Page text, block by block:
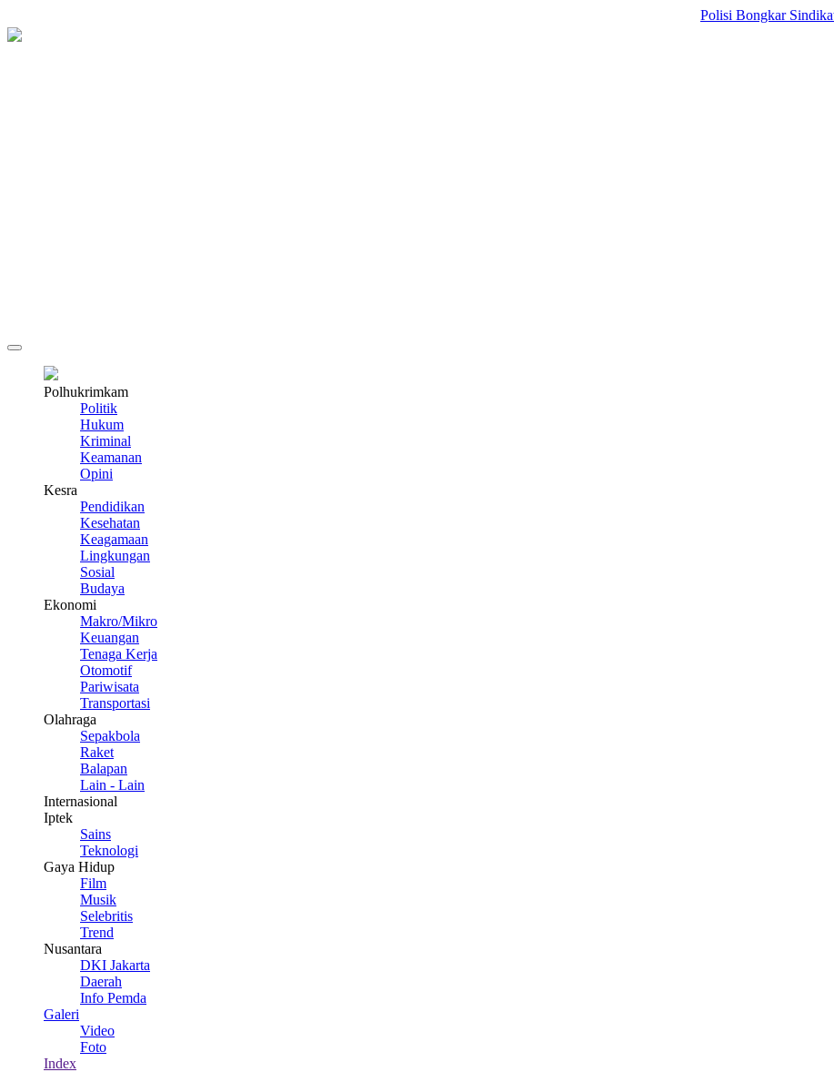
Polisi Bongkar Sindikat
Polhukrimkam
Politik
Hukum
Kriminal
Keamanan
Opini
Kesra
Pendidikan
Kesehatan
Keagamaan
Lingkungan
Sosial
Budaya
Ekonomi
Makro/Mikro
Keuangan
Tenaga Kerja
Otomotif
Pariwisata
Transportasi
Olahraga
Sepakbola
Raket
Balapan
Lain - Lain
Internasional
Iptek
Sains
Teknologi
Gaya Hidup
Film
Musik
Selebritis
Trend
Nusantara
DKI Jakarta
Daerah
Info Pemda
Galeri
Video
Foto
Index